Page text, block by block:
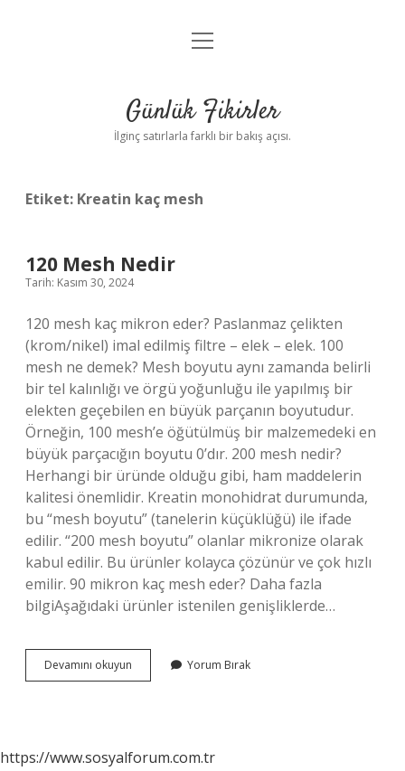
Anasayfa
Yasal Uyarı
menüyü
Günlük Fikirler
İlginç satırlarla farklı bir bakış açısı.
Etiket: Kreatin kaç mesh
120 Mesh Nedir
Tarih: Kasım 30, 2024
120 mesh kaç mikron eder? Paslanmaz çelikten
(krom/nikel) imal edilmiş filtre – elek – elek. 100
mesh ne demek? Mesh boyutu aynı zamanda belirli
bir tel kalınlığı ve örgü yoğunluğu ile yapılmış bir
elekten geçebilen en büyük parçanın boyutudur.
Örneğin, 100 mesh’e öğütülmüş bir malzemedeki en
büyük parçacığın boyutu 0’dır. 200 mesh nedir?
Herhangi bir üründe olduğu gibi, ham maddelerin
kalitesi önemlidir. Kreatin monohidrat durumunda,
bu “mesh boyutu” (tanelerin küçüklüğü) ile ifade
edilir. “200 mesh boyutu” olanlar mikronize olarak
kabul edilir. Bu ürünler kolayca çözünür ve çok hızlı
emilir. 90 mikron kaç mesh eder? Daha fazla
bilgiAşağıdaki ürünler istenilen genişliklerde…
Devamını okuyun
Mesh
Yorum Bırak
https://www.sosyalforum.com.tr